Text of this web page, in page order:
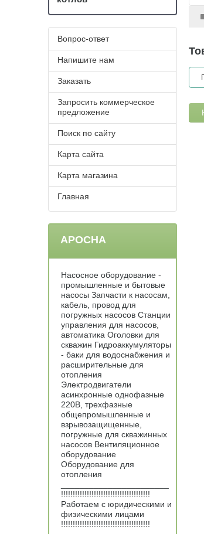
Вопрос-ответ
Напишите нам
Заказать
Запросить коммерческое
предложение
Поиск по сайту
Карта сайта
Карта магазина
Главная
АРОСНА
Насосное оборудование -
промышленные и бытовые
насосы Запчасти к насосам,
кабель, провод для
погружных насосов Станции
управления для насосов,
автоматика Оголовки для
скважин Гидроаккумуляторы
- баки для водоснабжения и
расширительные для
отопления
Электродвигатели
асинхронные однофазные
220В, трехфазные
общепромышленные и
взрывозащищенные,
погружные для скважинных
насосов Вентиляционное
оборудование
Оборудование для
отопления
!!!!!!!!!!!!!!!!!!!!!!!!!!!!!!!!!!!!!!
Работаем с юридическими и
физическими лицами
!!!!!!!!!!!!!!!!!!!!!!!!!!!!!!!!!!!!!!